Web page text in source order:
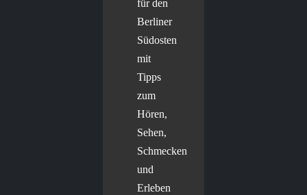
für den
Berliner
Südosten
mit
Tipps
zum
Hören,
Sehen,
Schmecken
und
Erleben